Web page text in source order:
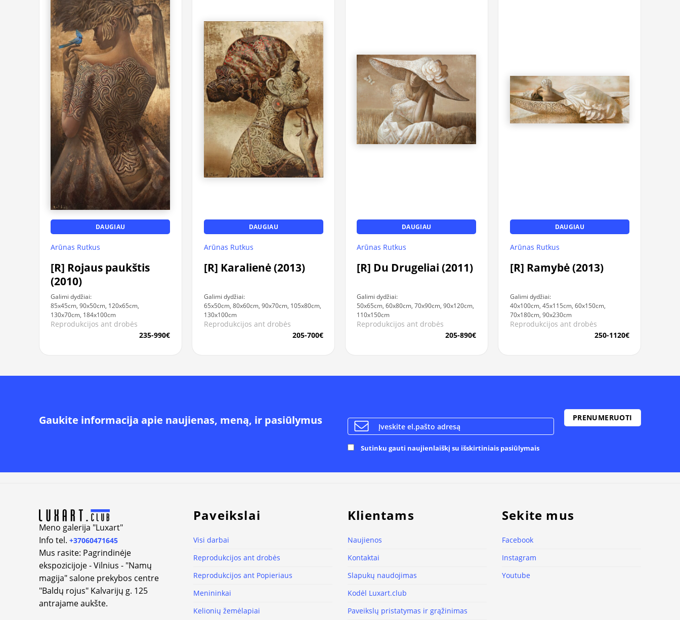
DAUGIAU
Arūnas Rutkus
[R] Rojaus paukštis
(2010)
Galimi dydžiai:
85x45cm, 90x50cm, 120x65cm,
130x70cm, 184x100cm
Reprodukcijos ant drobės
235-990€
DAUGIAU
Arūnas Rutkus
[R] Karalienė (2013)
Galimi dydžiai:
65x50cm, 80x60cm, 90x70cm, 105x80cm,
130x100cm
Reprodukcijos ant drobės
205-700€
DAUGIAU
Arūnas Rutkus
[R] Du Drugeliai (2011)
Galimi dydžiai:
50x65cm, 60x80cm, 70x90cm, 90x120cm,
110x150cm
Reprodukcijos ant drobės
205-890€
DAUGIAU
Arūnas Rutkus
[R] Ramybė (2013)
Galimi dydžiai:
40x100cm, 45x115cm, 60x150cm,
70x180cm, 90x230cm
Reprodukcijos ant drobės
250-1120€
Gaukite informacija apie naujienas, meną, ir pasiūlymus
Sutinku gauti naujienlaiškį su išskirtiniais pasiūlymais
Meno galerija "Luxart"
Info tel. +37060471645
Mus rasite: Pagrindinėje
ekspozicijoje - Vilnius - "Namų
magija" salone prekybos centre
"Baldų rojus" Kalvarijų g. 125
antrajame aukšte.
Paveikslai
Visi darbai
Reprodukcijos ant drobės
Reprodukcijos ant Popieriaus
Menininkai
Kelionių žemėlapiai
Klientams
Naujienos
Kontaktai
Slapukų naudojimas
Kodėl Luxart.club
Paveikslų pristatymas ir grąžinimas
Sekite mus
Facebook
Instagram
Youtube